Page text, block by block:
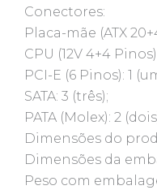
Conectores:
Placa-mãe (ATX
CPU (12V 4+4
PCI-E (6 Pinos): 1
SATA: 3 (três);
PATA (Molex): 2
Dimensões do
Dimensões da
Peso com